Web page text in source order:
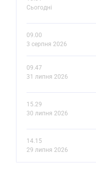
Сьогодні
09.00
3 серпня 2026
09.47
31 липня 2026
15.29
30 липня 2026
14.15
29 липня 2026